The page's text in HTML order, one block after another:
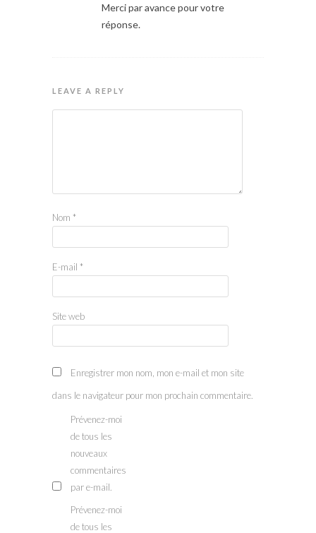
Merci par avance pour votre
réponse.
LEAVE A REPLY
Nom *
E-mail *
Site web
Enregistrer mon nom, mon e-mail et mon site
dans le navigateur pour mon prochain commentaire.
Prévenez-moi
de tous les
nouveaux
commentaires
par e-mail.
Prévenez-moi
de tous les